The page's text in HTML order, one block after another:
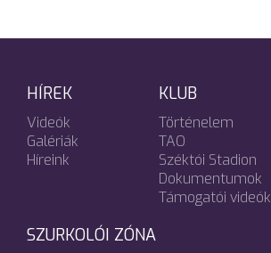
HÍREK
Videók
Galériák
Híreink
KLUB
Történelem
TAO
Széktói Stadion
Dokumentumok
Támogatói videók
SZURKOLÓI ZÓNA